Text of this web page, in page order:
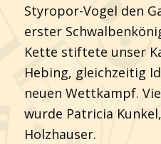
Styropor-Vogel den
erster
Kette stiftete unser
Hebing, gleichzeitig
neuen Wettkampf.
wurde Patricia
Holzhauser.